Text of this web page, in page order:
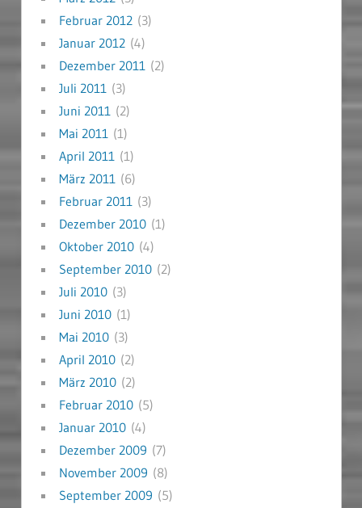
Februar 2012(3)
Januar 2012(4)
Dezember 2011 (2)
Juli 2011 (3)
Juni 2011 (2)
Mai 2011 (1)
April 2011 (1)
März 2011 (6)
Februar 2011 (3)
Dezember 2010(1)
Oktober 2010(4)
September 2010(2)
Juli 2010(3)
Juni 2010(1)
Mai 2010(3)
April 2010(2)
März 2010(2)
Februar 2010(5)
Januar 2010(4)
Dezember 2009 (7)
November 2009 (8)
September 2009 (5)